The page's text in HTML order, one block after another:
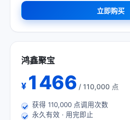
立即购买
鸿鑫聚宝
¥ 1466 / 110,000 点
获得 110,000 点调用次数
永久有效 · 用完即止